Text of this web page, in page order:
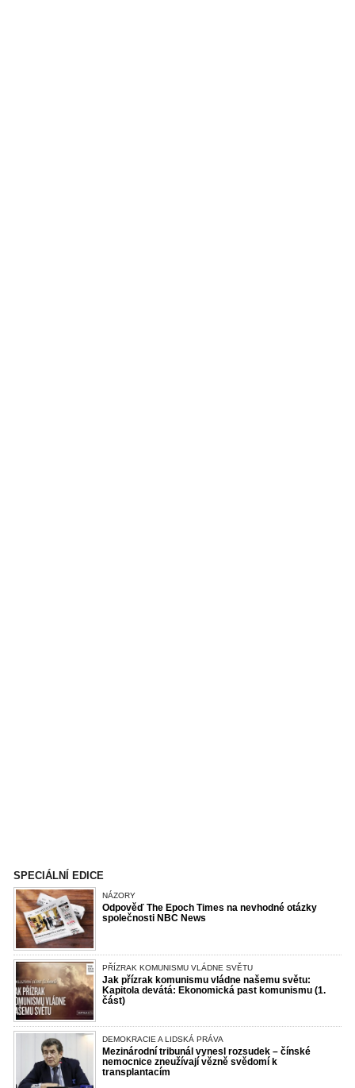
SPECIÁLNÍ EDICE
NÁZORY
Odpověď The Epoch Times na nevhodné otázky
společnosti NBC News
PŘÍZRAK KOMUNISMU VLÁDNE SVĚTU
Jak přízrak komunismu vládne našemu světu:
Kapitola devátá: Ekonomická past komunismu (1.
část)
DEMOKRACIE A LIDSKÁ PRÁVA
Mezinárodní tribunál vynesl rozsudek – čínské
nemocnice zneužívají vězně svědomí k
transplantacím